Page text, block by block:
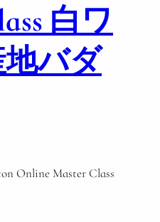
白ワ
バダ
Online Master Class